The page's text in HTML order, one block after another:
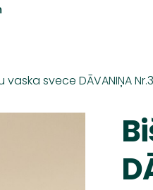
vaska svece DĀVANIŅA Nr.3